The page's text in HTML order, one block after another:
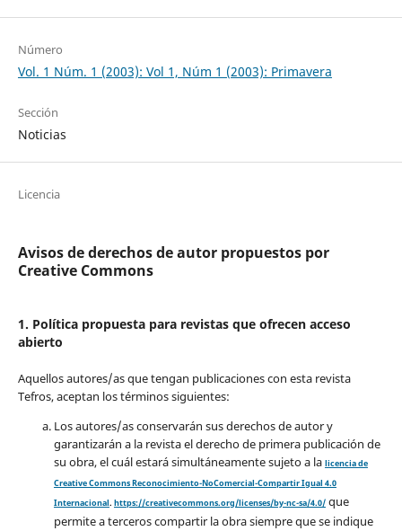
Número
Vol. 1 Núm. 1 (2003): Vol 1, Núm 1 (2003): Primavera
Sección
Noticias
Licencia
Avisos de derechos de autor propuestos por
Creative Commons
1. Política propuesta para revistas que ofrecen acceso
abierto
Aquellos autores/as que tengan publicaciones con esta revista
Tefros, aceptan los términos siguientes:
Los autores/as conservarán sus derechos de autor y
garantizarán a la revista el derecho de primera publicación de
su obra, el cuál estará simultáneamente sujeto a la licencia de
Creative Commons Reconocimiento-NoComercial-Compartir Igual 4.0
Internacional. https://creativecommons.org/licenses/by-nc-sa/4.0/que
permite a terceros compartir la obra siempre que se indique